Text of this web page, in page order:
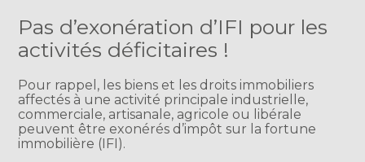
Pas d’exonération d’IFI pour les
activités déficitaires !
Pour rappel, les biens et les droits immobiliers
affectés à une activité principale industrielle,
commerciale, artisanale, agricole ou libérale
peuvent être exonérés d’impôt sur la fortune
immobilière (IFI).